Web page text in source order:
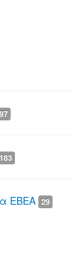
183
ΕΒΕΑ 29